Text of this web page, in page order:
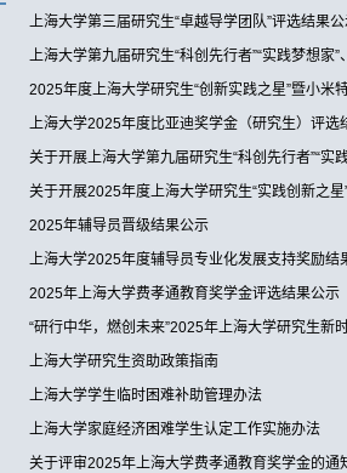
上海大学第三届研究生“卓越导学团队”评选结果
上海大学第九届研究生“科创先行者”“实践梦想家
2025年度上海大学研究生“创新实践之星”暨小米
上海大学2025年度比亚迪奖学金（研究生）评选
关于开展上海大学第九届研究生“科创先行者”“实
关于开展2025年度上海大学研究生“实践创新之
2025年辅导员晋级结果公示
上海大学2025年度辅导员专业化发展支持奖励结
2025年上海大学费孝通教育奖学金评选结果公示
“研行中华，燃创未来”2025年上海大学研究生新
上海大学研究生资助政策指南
上海大学学生临时困难补助管理办法
上海大学家庭经济困难学生认定工作实施办法
关于评审2025年上海大学费孝通教育奖学金的通